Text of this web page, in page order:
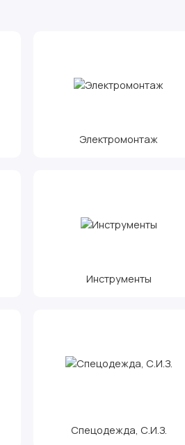
Электромонтаж
Инструменты
Спецодежда, С.И.З.